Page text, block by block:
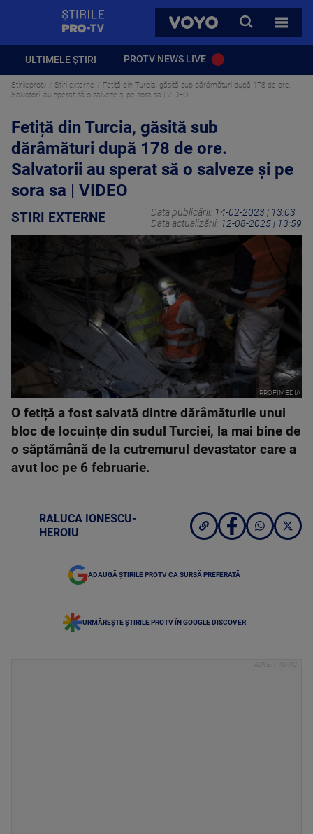
VOYO
CAUTA
TOATE
ULTIMELE ȘTIRI PROTV NEWS LIVE
Stirileprotv Stiri externe
Fetiță din Turcia, găsită sub dărâmături după 178 de ore.
Salvatorii au sperat să o salveze și pe sora sa | VIDEO
Fetiță din Turcia, găsită sub
dărâmături după 178 de ore.
Salvatorii au sperat să o salveze și pe
sora sa | VIDEO
STIRI EXTERNE Data publicării: 14-02-2023 | 13:03
Data actualizării: 12-08-2025 | 13:59
PROFIMEDIA
O fetiță a fost salvată dintre dărâmăturile unui
bloc de locuințe din sudul Turciei, la mai bine de
o săptămână de la cutremurul devastator care a
avut loc pe 6 februarie.
RALUCA IONESCU-
HEROIU
ADAUGĂ ȘTIRILE PROTV CA SURSĂ PREFERATĂ
URMĂREȘTE ȘTIRILE PROTV ÎN GOOGLE DISCOVER